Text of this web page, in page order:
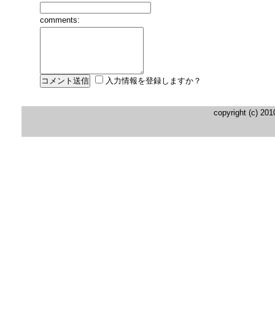
comments:
入力情報を登録しますか？
copyright (c)